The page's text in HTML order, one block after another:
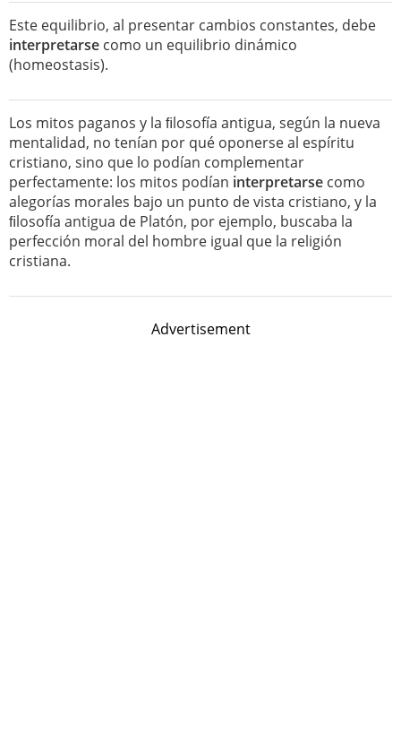
Este equilibrio, al presentar cambios constantes, debe
interpretarse como un equilibrio dinámico
(homeostasis).
Los mitos paganos y la ﬁlosofía antigua, según la nueva
mentalidad, no tenían por qué oponerse al espíritu
cristiano, sino que lo podían complementar
perfectamente: los mitos podían interpretarse como
alegorías morales bajo un punto de vista cristiano, y la
ﬁlosofía antigua de Platón, por ejemplo, buscaba la
perfección moral del hombre igual que la religión
cristiana.
Advertisement